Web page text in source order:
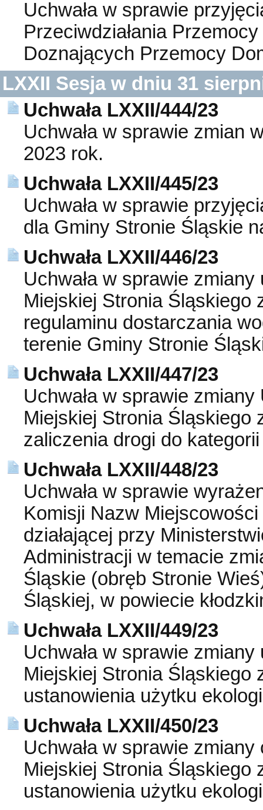
Uchwała w sprawie
Przeciwdziałania
Doznających Przemocy
LXXII Sesja w dniu 31
Uchwała LXXII/444/23
Uchwała w sprawie zmian
2023 rok.
Uchwała LXXII/445/23
Uchwała w sprawie
dla Gminy Stronie Śląskie
Uchwała LXXII/446/23
Uchwała w sprawie
Miejskiej Stronia Śląskiego
regulaminu dostarczania
terenie Gminy Stronie
Uchwała LXXII/447/23
Uchwała w sprawie
Miejskiej Stronia Śląskiego
zaliczenia drogi do
Uchwała LXXII/448/23
Uchwała w sprawie
Komisji Nazw
działającej przy
Administracji w temacie
Śląskie (obręb Stronie
Śląskiej, w powiecie
Uchwała LXXII/449/23
Uchwała w sprawie
Miejskiej Stronia Śląskiego
ustanowienia użytku
Uchwała LXXII/450/23
Uchwała w sprawie
Miejskiej Stronia Śląskiego
ustanowienia użytku